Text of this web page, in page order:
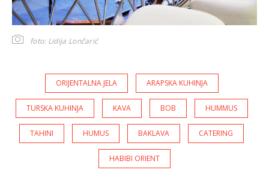
foto: Lidija Lončarić
ORIJENTALNA JELA ARAPSKA KUHINJA
TURSKA KUHINJA KAVA BOB HUMMUS
TAHINI HUMUS BAKLAVA CATERING
HABIBI ORIENT